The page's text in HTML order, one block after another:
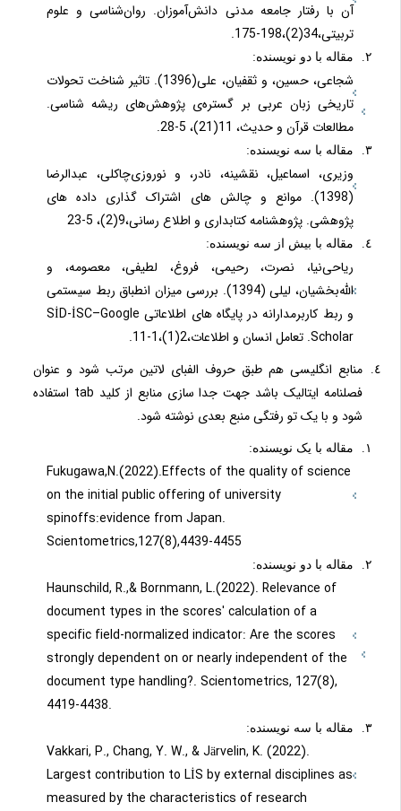
آن با رفتار جامعه مدنی دانش‌آموزان. روان‌شناسی و علوم
تربیتی،34(2)،198-175.
مقاله با دو نویسنده:
شجاعی، حسین، و ثقفیان، علی(1396). تاثیر شناخت تحولات
تاریخی زبان عربی بر گستره‌ی پژوهش‌های ریشه شناسی.
مطالعات قرآن و حدیث، 11(21)، 5-28.
مقاله با سه نویسنده:
وزیری، اسماعیل، نقشینه، نادر، و نوروزی‌چاکلی، عبدالرضا
(1398). موانع و چالش های اشتراک گذاری داده های
پژوهشی. پژوهشنامه کتابداری و اطلاع رسانی،9(2)، 5-23
مقاله با بیش از سه نویسنده:
ریاحی‌نیا، نصرت، رحیمی، فروغ، لطیفی، معصومه، و
الله‌بخشیان، لیلی (1394). بررسی میزان انطباق ربط سیستمی
و ربط کاربرمدارانه در پایگاه های اطلاعاتی SİD-İSC–Google
Scholar. تعامل انسان و اطلاعات،2(1)،1-11.
منابع انگلیسی هم طبق حروف الفبای لاتین مرتب شود و عنوان
فصلنامه ایتالیک باشد جهت جدا سازی منابع از کلید tab استفاده
شود و با یک تو رفتگی منبع بعدی نوشته شود.
مقاله با یک نویسنده:
Fukugawa,N.(2022).Effects of the quality of science
on the initial public offering of university
spinoffs:evidence from Japan.
Scientometrics,127(8),4439-4455
مقاله با دو نویسنده:
Haunschild, R.,& Bornmann, L.(2022). Relevance of
document types in the scores' calculation of a
specific field-normalized indicator: Are the scores
strongly dependent on or nearly independent of the
document type handling?. Scientometrics, 127(8),
4419-4438.
مقاله با سه نویسنده:
Vakkari, P., Chang, Y. W., & Järvelin, K. (2022).
Largest contribution to LİS by external disciplines as
measured by the characteristics of research